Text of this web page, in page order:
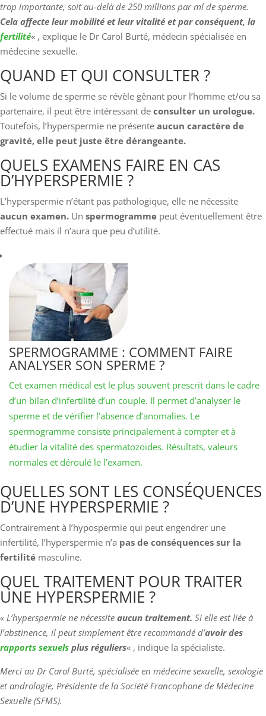
trop importante, soit au-delà de 250 millions par ml de sperme.
Cela affecte leur mobilité et leur vitalité et par conséquent, la
fertilité« , explique le Dr Carol Burté, médecin spécialisée en
médecine sexuelle.
QUAND ET QUI CONSULTER ?
Si le volume de sperme se révèle gênant pour l’homme et/ou sa
partenaire, il peut être intéressant de consulter un urologue.
Toutefois, l’hyperspermie ne présente aucun caractère de
gravité, elle peut juste être dérangeante.
QUELS EXAMENS FAIRE EN CAS
D’HYPERSPERMIE ?
L’hyperspermie n’étant pas pathologique, elle ne nécessite
aucun examen. Un spermogramme peut éventuellement être
effectué mais il n’aura que peu d’utilité.
SPERMOGRAMME : COMMENT FAIRE
ANALYSER SON SPERME ?
Cet examen médical est le plus souvent prescrit dans le cadre
d’un bilan d’infertilité d’un couple. Il permet d’analyser le
sperme et de vérifier l’absence d’anomalies. Le
spermogramme consiste principalement à compter et à
étudier la vitalité des spermatozoïdes. Résultats, valeurs
normales et déroulé le l’examen.
QUELLES SONT LES CONSÉQUENCES
D’UNE HYPERSPERMIE ?
Contrairement à l’hypospermie qui peut engendrer une
infertilité, l’hyperspermie n’a pas de conséquences sur la
fertilité masculine.
QUEL TRAITEMENT POUR TRAITER
UNE HYPERSPERMIE ?
« L’hyperspermie ne nécessite aucun traitement. Si elle est liée à
l’abstinence, il peut simplement être recommandé d’avoir des
rapports sexuels plus réguliers« , indique la spécialiste.
Merci au Dr Carol Burté, spécialisée en médecine sexuelle, sexologie
et andrologie, Présidente de la Société Francophone de Médecine
Sexuelle (SFMS).